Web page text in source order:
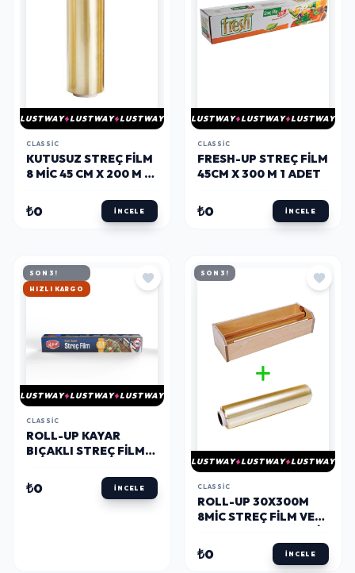
LUSTWAY LUSTWAY LUSTWAY
CLASSIC
KUTUSUZ STREÇ FILM
8 MIC 45 CM X 200 M 25
₺0 İNCELE
LUSTWAY LUSTWAY LUSTWAY
CLASSIC
FRESH-UP STREÇ FILM
45CM X 300 M 1 ADET
₺0 İNCELE
SON 3!
HIZLI KARGO
LUSTWAY LUSTWAY LUSTWAY
CLASSIC
ROLL-UP KAYAR
BIÇAKLI STREÇ FILM
₺0 İNCELE
SON 3!
LUSTWAY LUSTWAY LUSTWAY
CLASSIC
ROLL-UP 30X300M
8MIC STREÇ FILM VE
2 PARÇA
₺0 İNCELE